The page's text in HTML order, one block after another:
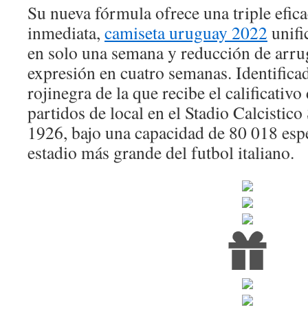
Su nueva fórmula ofrece una triple
inmediata, camiseta uruguay 2022
en solo una semana y reducción de
expresión en cuatro semanas.
rojinegra de la que recibe el calificativo
partidos de local en el Stadio Calcistico
1926, bajo una capacidad de 80 018
estadio más grande del futbol italiano.